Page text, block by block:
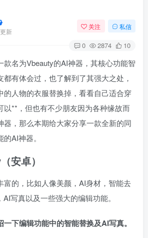
新
关注 私信
0 2874 10
款名为Vbeauty的AI神器，其核心功能智
有体会过，也了解到了其强大之处，
的人物的衣服替换掉，看看自己适合穿
以**，但也有不少朋友因为各种缘故而
器，那么本期给大家分享一款全新的同
AI神器。​
（安卓）
富的，比如人像美颜，AI身材，智能去
写真以及一些强大的编辑功能。
下编辑功能中的智能替换及AI写真。